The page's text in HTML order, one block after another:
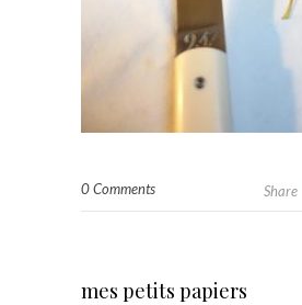
0 Comments Share
mes petits papiers